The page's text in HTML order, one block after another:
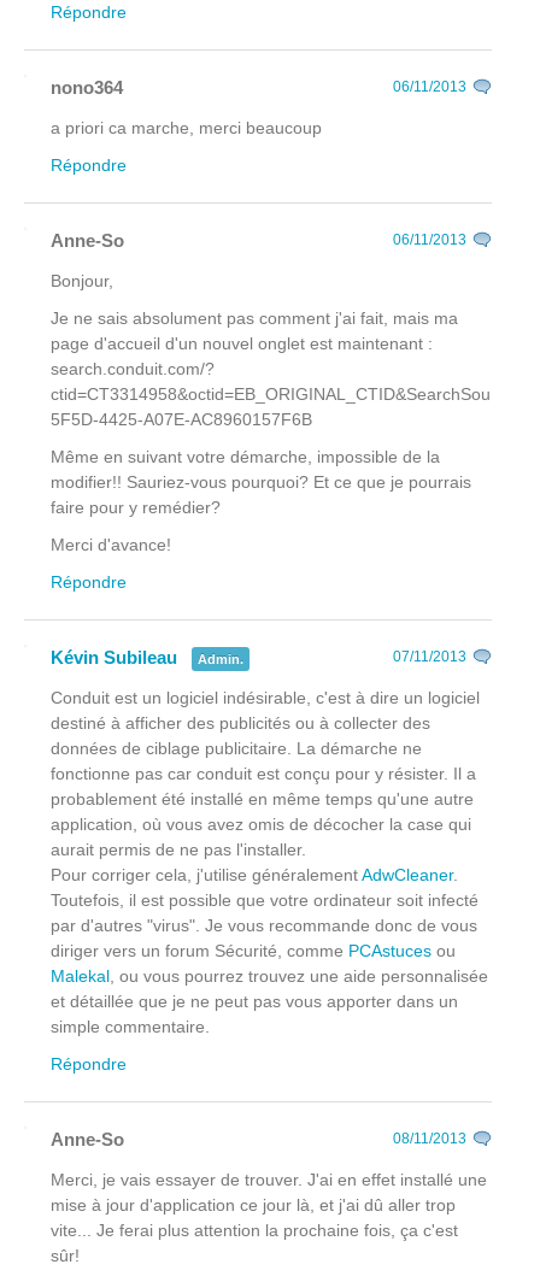
Répondre
nono364 06/11/2013
a priori ca marche, merci beaucoup
Répondre
Anne-So 06/11/2013
Bonjour,
Je ne sais absolument pas comment j'ai fait, mais ma
page d'accueil d'un nouvel onglet est maintenant :
search.conduit.com/?
5F5D-4425-A07E-AC8960157F6B
Même en suivant votre démarche, impossible de la
modifier!! Sauriez-vous pourquoi? Et ce que je pourrais
faire pour y remédier?
Merci d'avance!
Répondre
Kévin Subileau Admin. 07/11/2013
Conduit est un logiciel indésirable, c'est à dire un logiciel
destiné à afficher des publicités ou à collecter des
données de ciblage publicitaire. La démarche ne
fonctionne pas car conduit est conçu pour y résister. Il a
probablement été installé en même temps qu'une autre
application, où vous avez omis de décocher la case qui
aurait permis de ne pas l'installer.
Pour corriger cela, j'utilise généralementAdwCleaner.
Toutefois, il est possible que votre ordinateur soit infecté
par d'autres "virus". Je vous recommande donc de vous
diriger vers un forum Sécurité, comme PCAstuces ou
Malekal, ou vous pourrez trouvez une aide personnalisée
et détaillée que je ne peut pas vous apporter dans un
simple commentaire.
Répondre
Anne-So 08/11/2013
Merci, je vais essayer de trouver. J'ai en effet installé une
mise à jour d'application ce jour là, et j'ai dû aller trop
vite... Je ferai plus attention la prochaine fois, ça c'est
sûr!